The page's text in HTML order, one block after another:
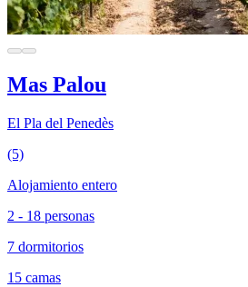
Mas Palou
El Pla del Penedès
(5)
Alojamiento entero
2 - 18 personas
7 dormitorios
15 camas